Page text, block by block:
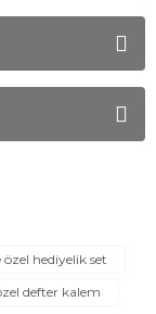
özel hediyelik set
defter kalem